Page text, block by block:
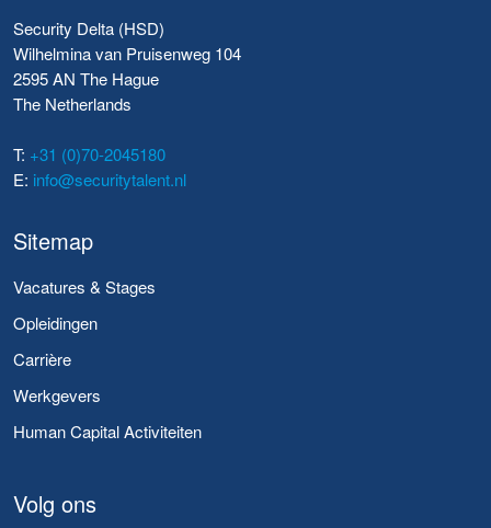
Security Delta (HSD)
Wilhelmina van Pruisenweg 104
2595 AN The Hague
The Netherlands
T: +31 (0)70-2045180
E: info@securitytalent.nl
Sitemap
Vacatures & Stages
Opleidingen
Carrière
Werkgevers
Human Capital Activiteiten
Volg ons